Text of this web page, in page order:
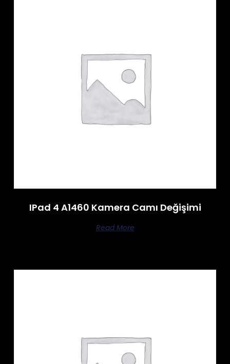
IPad 4 A1460 Kamera Camı Değişimi
Read More